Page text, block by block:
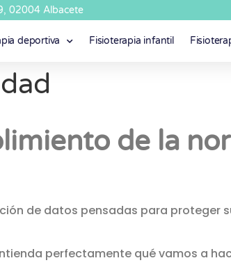
02004 Albacete
deportiva Fisioterapia infantil
de la
de datos pensadas para
perfectamente qué vamos a